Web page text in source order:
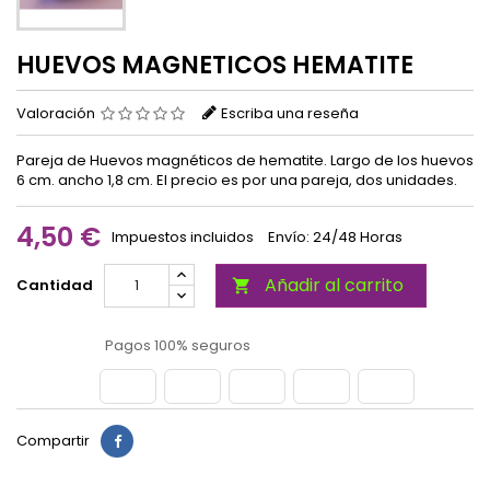
HUEVOS MAGNETICOS HEMATITE
Valoración Escriba una reseña
Pareja de Huevos magnéticos de hematite. Largo de los huevos
6 cm. ancho 1,8 cm. El precio es por una pareja, dos unidades.
4,50 € Impuestos incluidos Envío: 24/48 Horas
Cantidad  Añadir al carrito
Pagos 100% seguros
Compartir